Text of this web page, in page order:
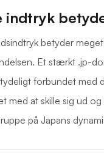
indtryk
betyder
Et stærkt .jp-
forbundet med
med at skille sig ud
på Japans